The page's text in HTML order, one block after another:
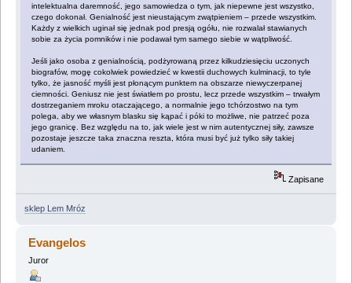
intelektualna daremność, jego samowiedza o tym, jak niepewne jest wszystko,
czego dokonał. Genialność jest nieustającym zwątpieniem – przede wszystkim.
Każdy z wielkich uginał się jednak pod presją ogółu, nie rozwalał stawianych
sobie za życia pomników i nie podawał tym samego siebie w wątpliwość.
Jeśli jako osoba z genialnością, podżyrowaną przez kilkudziesięciu uczonych
biografów, mogę cokolwiek powiedzieć w kwestii duchowych kulminacji, to tyle
tylko, że jasność myśli jest płonącym punktem na obszarze niewyczerpanej
ciemności. Geniusz nie jest światłem po prostu, lecz przede wszystkim – trwałym
dostrzeganiem mroku otaczającego, a normalnie jego tchórzostwo na tym
polega, aby we własnym blasku się kąpać i póki to możliwe, nie patrzeć poza
jego granicę. Bez względu na to, jak wiele jest w nim autentycznej siły, zawsze
pozostaje jeszcze taka znaczna reszta, która musi być już tylko siły takiej
udaniem.
Zapisane
sklep Lem Mróz
Evangelos
Juror